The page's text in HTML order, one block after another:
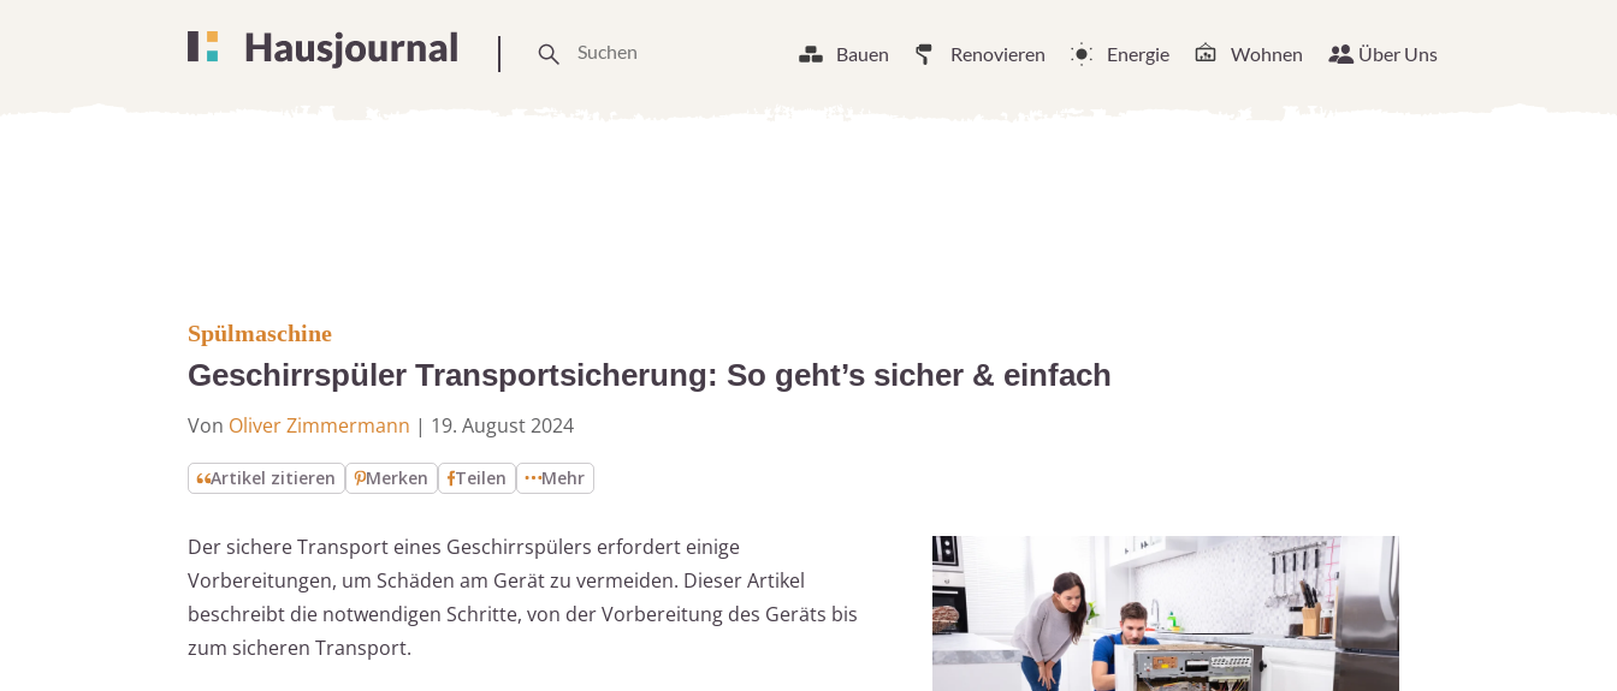
Bauen Renovieren Energie Wohnen Über Uns
Spülmaschine
Geschirrspüler Transportsicherung: So geht’s sicher & einfach
Von Oliver Zimmermann | 19. August 2024
Artikel zitieren Merken Teilen Mehr
Der sichere Transport eines Geschirrspülers erfordert einige
Vorbereitungen, um Schäden am Gerät zu vermeiden. Dieser Artikel
beschreibt die notwendigen Schritte, von der Vorbereitung des Geräts bis
zum sicheren Transport.